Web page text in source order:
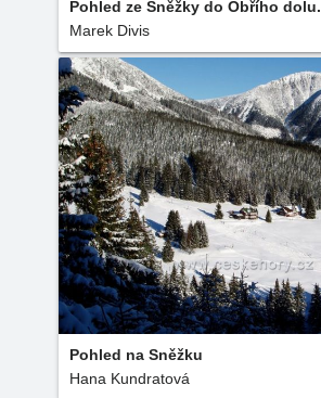
Pohled ze Sněžky do Obřího dolu.
Marek Divis
Pohled na Sněžku
Hana Kundratová